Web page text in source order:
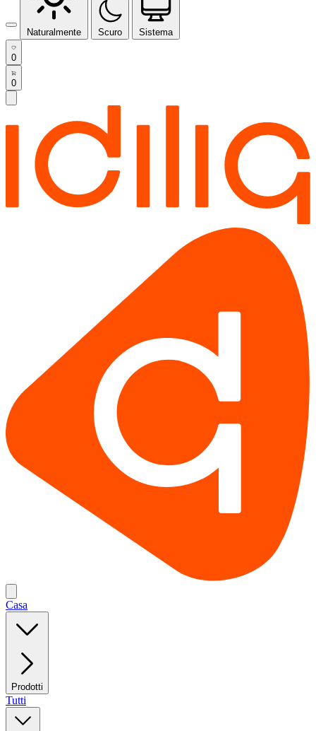
Naturalmente Scuro Sistema
0
0
Casa
Prodotti
Tutti